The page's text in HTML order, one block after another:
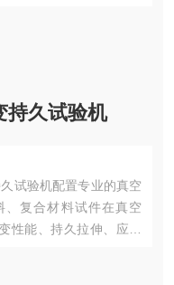
持久试验机
试验机配置专业的真空
、复合材料试件在真空
性能、持久拉伸、应力